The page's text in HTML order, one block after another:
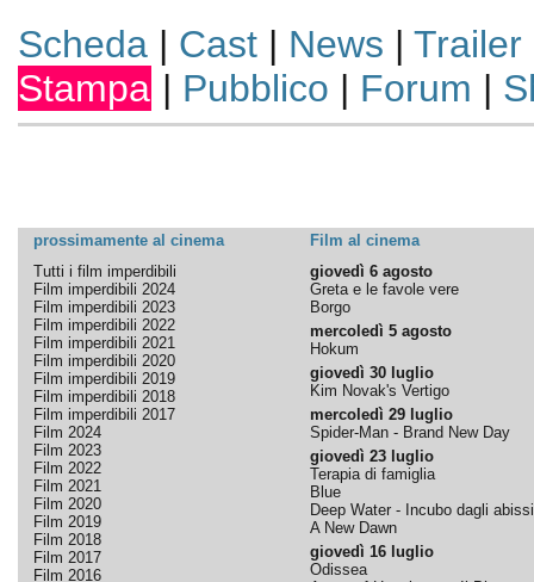
Scheda| Cast| News | Trailer
Stampa | Pubblico | Forum |
prossimamente al cinema
Film al cinema
Tutti i film imperdibili
Film imperdibili 2024
Film imperdibili 2023
Film imperdibili 2022
Film imperdibili 2021
Film imperdibili 2020
Film imperdibili 2019
Film imperdibili 2018
Film imperdibili 2017
Film 2024
Film 2023
Film 2022
Film 2021
Film 2020
Film 2019
Film 2018
Film 2017
Film 2016
giovedì 6 agosto
Greta e le favole vere
Borgo
mercoledì 5 agosto
Hokum
giovedì 30 luglio
Kim Novak's Vertigo
mercoledì 29 luglio
Spider-Man - Brand New Day
giovedì 23 luglio
Terapia di famiglia
Blue
Deep Water - Incubo dagli abissi
A New Dawn
giovedì 16 luglio
Odissea